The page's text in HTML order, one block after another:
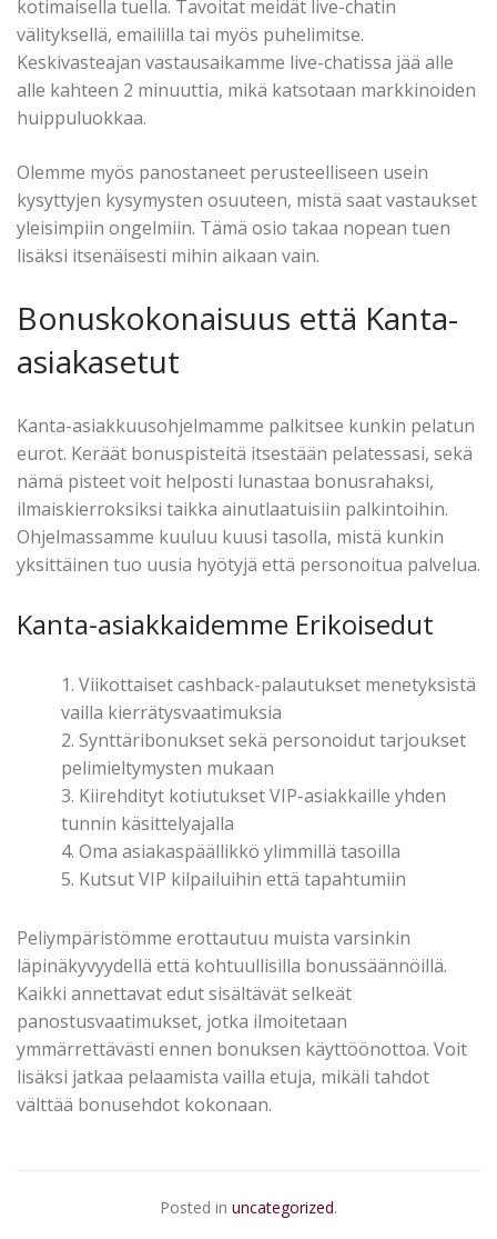
kotimaisella tuella. Tavoitat meidät live-chatin
välityksellä, emaililla tai myös puhelimitse.
Keskivasteajan vastausaikamme live-chatissa jää alle
alle kahteen 2 minuuttia, mikä katsotaan markkinoiden
huippuluokkaa.
Olemme myös panostaneet perusteelliseen usein
kysyttyjen kysymysten osuuteen, mistä saat vastaukset
yleisimpiin ongelmiin. Tämä osio takaa nopean tuen
lisäksi itsenäisesti mihin aikaan vain.
Bonuskokonaisuus että Kanta-
asiakasetut
Kanta-asiakkuusohjelmamme palkitsee kunkin pelatun
eurot. Keräät bonuspisteitä itsestään pelatessasi, sekä
nämä pisteet voit helposti lunastaa bonusrahaksi,
ilmaiskierroksiksi taikka ainutlaatuisiin palkintoihin.
Ohjelmassamme kuuluu kuusi tasolla, mistä kunkin
yksittäinen tuo uusia hyötyjä että personoitua palvelua.
Kanta-asiakkaidemme Erikoisedut
Viikottaiset cashback-palautukset menetyksistä
vailla kierrätysvaatimuksia
Synttäribonukset sekä personoidut tarjoukset
pelimieltymysten mukaan
Kiirehdityt kotiutukset VIP-asiakkaille yhden
tunnin käsittelyajalla
Oma asiakaspäällikkö ylimmillä tasoilla
Kutsut VIP kilpailuihin että tapahtumiin
Peliympäristömme erottautuu muista varsinkin
läpinäkyvyydellä että kohtuullisilla bonussäännöillä.
Kaikki annettavat edut sisältävät selkeät
panostusvaatimukset, jotka ilmoitetaan
ymmärrettävästi ennen bonuksen käyttöönottoa. Voit
lisäksi jatkaa pelaamista vailla etuja, mikäli tahdot
välttää bonusehdot kokonaan.
Posted in uncategorized.